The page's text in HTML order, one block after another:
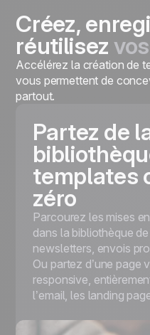
Créez,
réutilisez
Accélérez la création de
vous permettent de
partout.
Partez de
templates
zéro
Parcourez les mises
dans la bibliothèque
newsletters, envois
Ou partez d’une page
responsive,
l’email, les landing